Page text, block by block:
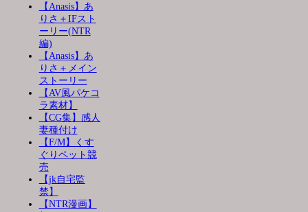
【Anasis】あ
りさ＋IFスト
ーリー(NTR
編)
【Anasis】あ
りさ＋メイン
ストーリー
【AV風パケコ
ラ素材】
【CG集】感人
妻種付け
【F/M】くす
ぐりペット競
売
【jk自宅監
禁】
【NTR漫画】